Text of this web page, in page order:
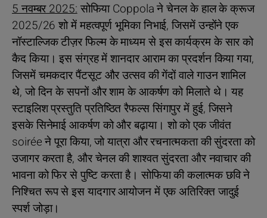
5 नवम्बर 2025:सोफिया Coppola ने चेनल के हाल के क्रूज
2025/26 शो में महत्वपूर्ण भूमिका निभाई, जिसमें उन्होंने एक
नॉस्टाल्जिक टीज़र फिल्म के माध्यम से इस कार्यक्रम के सार को
कैद किया। इस संग्रह में शानदार आराम का प्रदर्शन किया गया,
जिसमें चमकदार पैंटसूट और उत्सव की गेंदों वाले गाउन शामिल
थे, जो दिन के सपनों और शाम के आकर्षण को मिलाते थे। यह
स्टाइलिश प्रस्तुति प्रतिष्ठित रैफल्स सिंगापुर में हुई, जिसने
इसके सिनेमाई आकर्षण को और बढ़ाया। शो को एक जीवंत
soirée ने पूरा किया, जो यात्रा और रचनात्मकता की सुंदरता को
उजागर करता है, और चेनल की शाश्वत सुंदरता और नवाचार की
भावना को फिर से पुष्टि करता है। सोफिया की कलात्मक छवि ने
निश्चित रूप से इस यादगार आयोजन में एक अतिरिक्त जादुई
स्पर्श जोड़ा।